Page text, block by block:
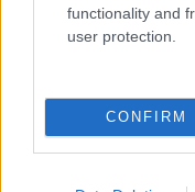
functionality and
user protection.
CONFIRM